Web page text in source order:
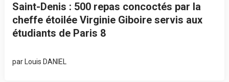
Saint-Denis : 500 repas concoctés par la
cheffe étoilée Virginie Giboire servis aux
étudiants de Paris 8
par Louis DANIEL